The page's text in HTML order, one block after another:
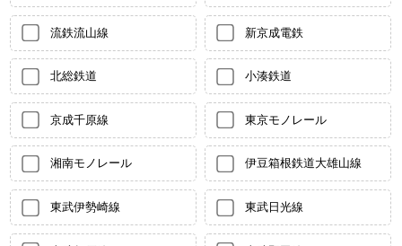
流鉄流山線 新京成電鉄
北総鉄道 小湊鉄道
京成千原線 東京モノレール
湘南モノレール 伊豆箱根鉄道大雄山線
東武伊勢崎線 東武日光線